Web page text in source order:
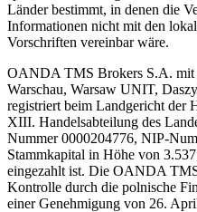
Länder bestimmt, in denen die
Informationen nicht mit den
Vorschriften vereinbar wäre.
OANDA TMS Brokers S.A. mit
Warschau, Warsaw UNIT,
registriert beim Landgericht der
XIII. Handelsabteilung des
Nummer 0000204776, NIP-
Stammkapital in Höhe von
eingezahlt ist. Die OANDA
Kontrolle durch die polnische
einer Genehmigung von 26.